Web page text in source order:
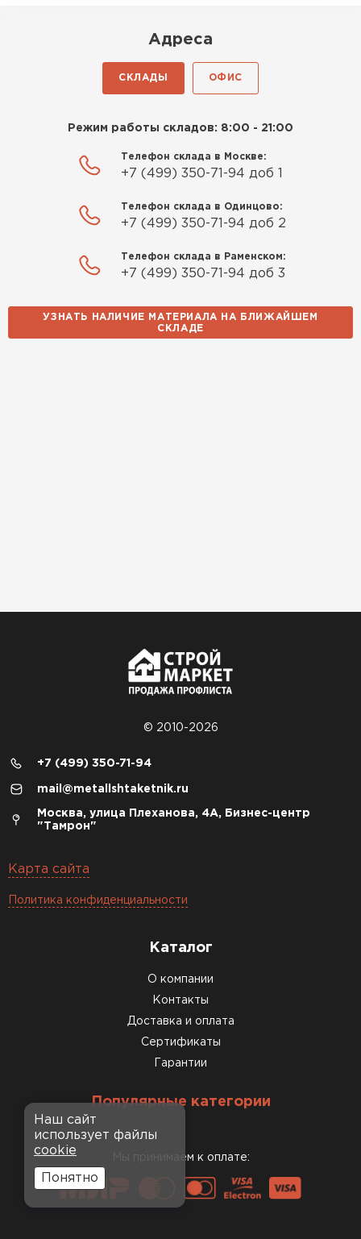
Адреса
СКЛАДЫ ОФИС
Режим работы складов: 8:00 - 21:00
Телефон склада в Москве:
+7 (499) 350-71-94 доб 1
Телефон склада в Одинцово:
+7 (499) 350-71-94 доб 2
Телефон склада в Раменском:
+7 (499) 350-71-94 доб 3
УЗНАТЬ НАЛИЧИЕ МАТЕРИАЛА НА БЛИЖАЙШЕМ
СКЛАДЕ
© 2010-2026
+7 (499) 350-71-94
mail@metallshtaketnik.ru
Москва, улица Плеханова, 4А, Бизнес-центр
"Тамрон"
Карта сайта
Политика конфиденциальности
Каталог
О компании
Контакты
Доставка и оплата
Сертификаты
Гарантии
Популярные категории
Мы принимаем к оплате:
Наш сайт
использует файлы
cookie
Понятно